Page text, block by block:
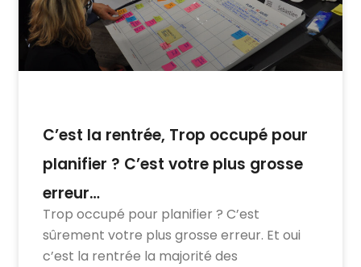
C’est la rentrée, Trop occupé pour
planifier ? C’est votre plus grosse
erreur…
Trop occupé pour planifier ? C’est
sûrement votre plus grosse erreur. Et oui
c’est la rentrée la majorité des